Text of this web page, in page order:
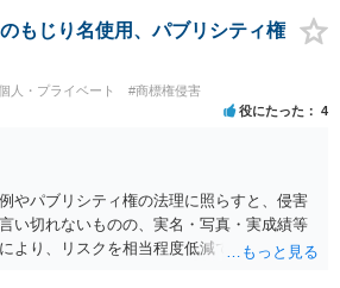
もじり名使用、パブリシティ権
人・プライベート #商標権侵害
役にたった 4
やパブリシティ権の法理に照らすと、侵害
い切れないものの、実名・写真・実成績等
より、リスクを相当程度低減できる設計に